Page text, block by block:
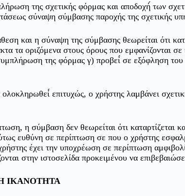
της σχετικής φόρμας και αποδοχή́ των
σύναψη σύμβασης παροχής της σχετικής
και η σύναψη της σύμβασης θεωρείται ότι
τα οριζόμενα στους όρους που εμφανίζονται
της φόρμας γ) προβεί́ σε εξόφληση του
επιτυχώς, ο χρήστης λαμβάνει
η σύμβαση δεν θεωρείται ότι καταρτίζεται
ευθύνη σε περίπτωση σε που ο χρήστης
έχει την υποχρέωση σε περίπτωση
στην ιστοσελίδα προκειμένου να
ΙΚΑΝΟΤΗΤΑ